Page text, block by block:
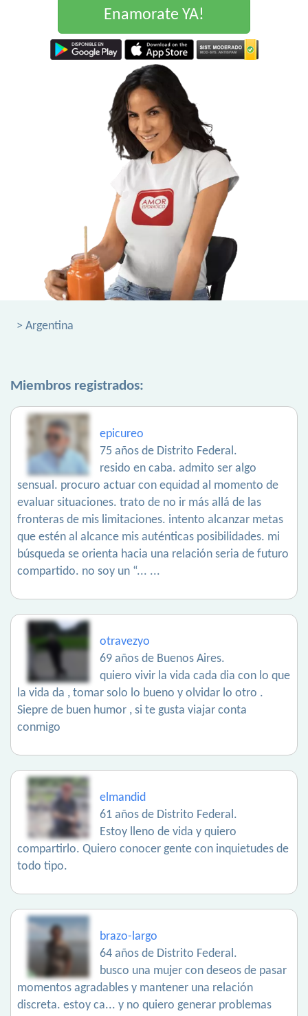
Enamorate YA!
> Argentina
Miembros registrados:
epicureo
75 años de Distrito Federal.
resido en caba. admito ser algo
sensual. procuro actuar con equidad al momento de
evaluar situaciones. trato de no ir más allá de las
fronteras de mis limitaciones. intento alcanzar metas
que estén al alcance mis auténticas posibilidades. mi
búsqueda se orienta hacia una relación seria de futuro
compartido. no soy un “... ...
otravezyo
69 años de Buenos Aires.
quiero vivir la vida cada dia con lo que
la vida da , tomar solo lo bueno y olvidar lo otro .
Siepre de buen humor , si te gusta viajar conta
conmigo
elmandid
61 años de Distrito Federal.
Estoy lleno de vida y quiero
compartirlo. Quiero conocer gente con inquietudes de
todo tipo.
brazo-largo
64 años de Distrito Federal.
busco una mujer con deseos de pasar
momentos agradables y mantener una relación
discreta. estoy ca... y no quiero generar problemas